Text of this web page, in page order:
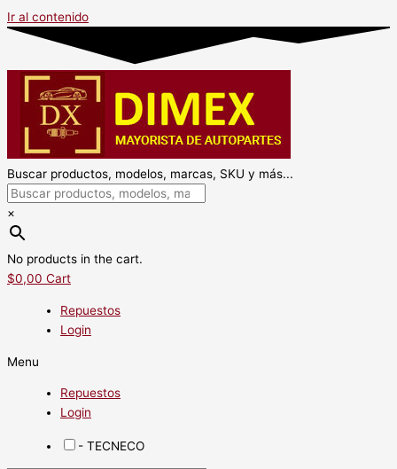
Ir al contenido
Buscar productos, modelos, marcas, SKU y más...
×
No products in the cart.
$0,00 Cart
Repuestos
Login
Menu
Repuestos
Login
- TECNECO